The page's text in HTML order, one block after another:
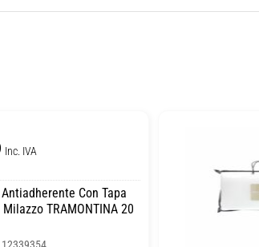
Inc. IVA
Con Tapa
TRAMONTINA 20